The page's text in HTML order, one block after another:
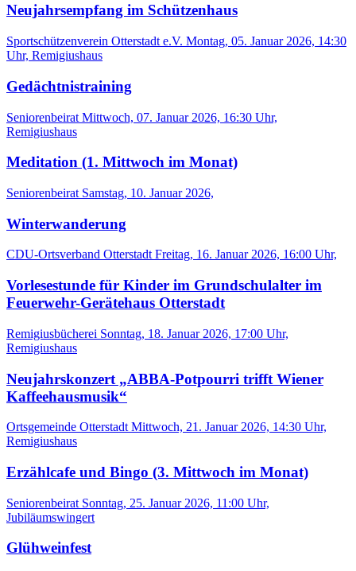
Neujahrsempfang im Schützenhaus
Sportschützenverein Otterstadt e.V. Montag, 05. Januar 2026, 14:30
Uhr, Remigiushaus
Gedächtnistraining
Seniorenbeirat Mittwoch, 07. Januar 2026, 16:30 Uhr,
Remigiushaus
Meditation (1. Mittwoch im Monat)
Seniorenbeirat Samstag, 10. Januar 2026,
Winterwanderung
CDU-Ortsverband Otterstadt Freitag, 16. Januar 2026, 16:00 Uhr,
Vorlesestunde für Kinder im Grundschulalter im
Feuerwehr-Gerätehaus Otterstadt
Remigiusbücherei Sonntag, 18. Januar 2026, 17:00 Uhr,
Remigiushaus
Neujahrskonzert „ABBA-Potpourri trifft Wiener
Kaffeehausmusik“
Ortsgemeinde Otterstadt Mittwoch, 21. Januar 2026, 14:30 Uhr,
Remigiushaus
Erzählcafe und Bingo (3. Mittwoch im Monat)
Seniorenbeirat Sonntag, 25. Januar 2026, 11:00 Uhr,
Jubiläumswingert
Glühweinfest